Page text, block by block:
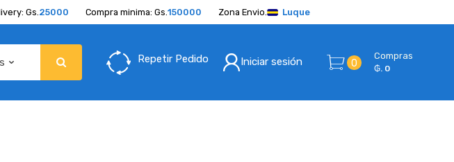
Gs.25000 Compra minima: Gs.150000 Zona Envio. Luque
Repetir Pedido Iniciar sesión 0
Compras
₲. 0